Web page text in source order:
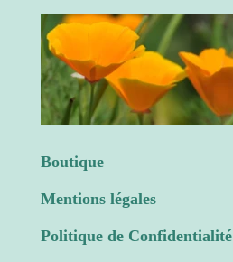
Boutique
Mentions légales
Politique de Confidentialité